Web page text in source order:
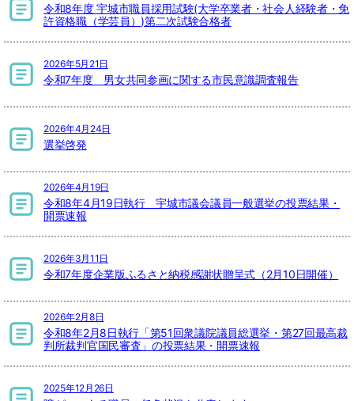
令和8年度 宇城市職員採用試験(大学卒業者・社会人経験者・免
許資格職（学芸員）)第二次試験合格者
2026年5月21日
令和7年度 男女共同参画に関する市民意識調査報告
2026年4月24日
選挙啓発
2026年4月19日
令和8年4月19日執行 宇城市議会議員一般選挙の投票結果・
開票速報
2026年3月11日
令和7年度企業版ふるさと納税感謝状贈呈式（2月10日開催）
2026年2月8日
令和8年2月8日執行「第51回衆議院議員総選挙・第27回最高裁
判所裁判官国民審査」の投票結果・開票速報
2025年12月26日